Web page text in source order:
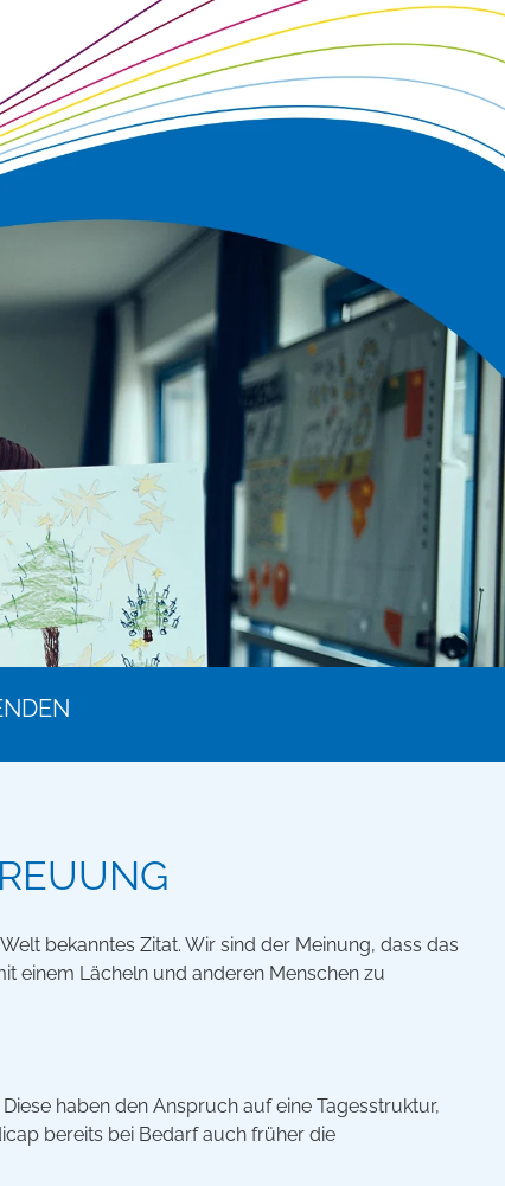
bekanntes Zitat. Wir sind der Meinung, dass das
einem Lächeln und anderen Menschen zu
haben den Anspruch auf eine Tagesstruktur,
bereits bei Bedarf auch früher die